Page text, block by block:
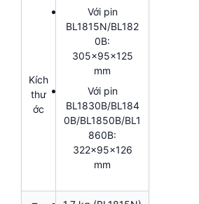
Kích
thư
ớc
Với pin
BL1815N/BL182
0B:
305x95x125
mm
Với pin
BL1830B/BL184
0B/BL1850B/BL1
860B:
322x95x126
mm